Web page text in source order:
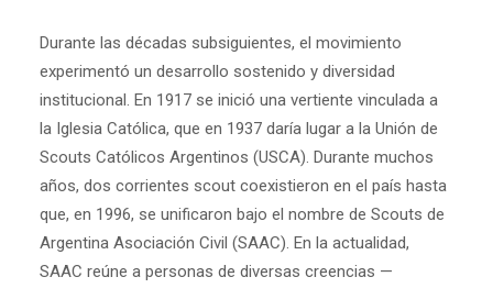
Durante las décadas subsiguientes, el movimiento
experimentó un desarrollo sostenido y diversidad
institucional. En 1917 se inició una vertiente vinculada a
la Iglesia Católica, que en 1937 daría lugar a la Unión de
Scouts Católicos Argentinos (USCA). Durante muchos
años, dos corrientes scout coexistieron en el país hasta
que, en 1996, se unificaron bajo el nombre de Scouts de
Argentina Asociación Civil (SAAC). En la actualidad,
SAAC reúne a personas de diversas creencias —